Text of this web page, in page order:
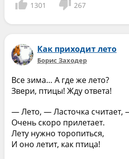
1301 267
Как приходит лето
Борис Заходер
Все зима… А где же лето?
Звери, птицы! Жду ответа!
— Лето, — Ласточка считает,
Очень скоро прилетает.
Лету нужно торопиться,
И оно летит, как птица!